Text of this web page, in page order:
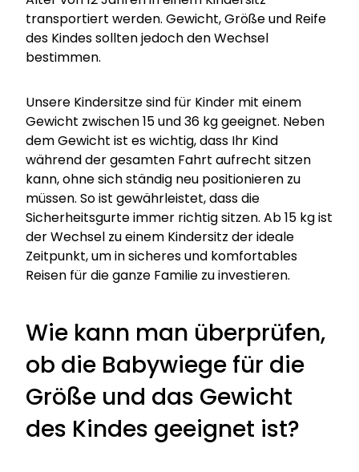
transportiert werden. Gewicht, Größe und Reife
des Kindes sollten jedoch den Wechsel
bestimmen.
Unsere Kindersitze sind für Kinder mit einem
Gewicht zwischen 15 und 36 kg geeignet. Neben
dem Gewicht ist es wichtig, dass Ihr Kind
während der gesamten Fahrt aufrecht sitzen
kann, ohne sich ständig neu positionieren zu
müssen. So ist gewährleistet, dass die
Sicherheitsgurte immer richtig sitzen. Ab 15 kg ist
der Wechsel zu einem Kindersitz der ideale
Zeitpunkt, um in sicheres und komfortables
Reisen für die ganze Familie zu investieren.
Wie kann man überprüfen,
ob die Babywiege für die
Größe und das Gewicht
des Kindes geeignet ist?